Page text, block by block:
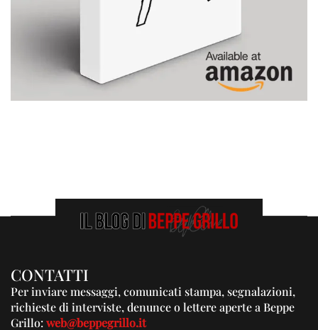
CONTATTI
Per inviare messaggi, comunicati stampa, segnalazioni,
richieste di interviste, denunce o lettere aperte a Beppe
Grillo:web@beppegrillo.it